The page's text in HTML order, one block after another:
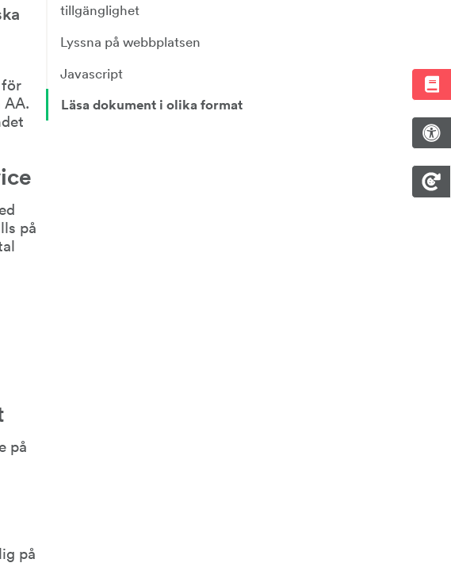
på
på
på
tillgänglighet
Lyssna på webbplatsen
Javascript
Läsa dokument i olika format